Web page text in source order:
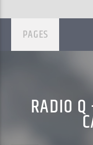
PAGES
RADIO